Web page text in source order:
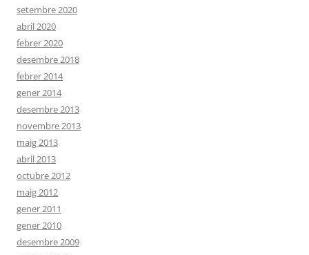
setembre 2020
abril 2020
febrer 2020
desembre 2018
febrer 2014
gener 2014
desembre 2013
novembre 2013
maig 2013
abril 2013
octubre 2012
maig 2012
gener 2011
gener 2010
desembre 2009